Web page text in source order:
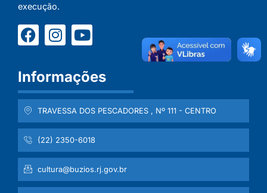
execução.
Informações
TRAVESSA DOS PESCADORES , Nº 111 - CENTRO
(22) 2350-6018
cultura@buzios.rj.gov.br